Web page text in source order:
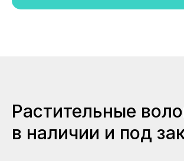
Растительные
в наличии и под